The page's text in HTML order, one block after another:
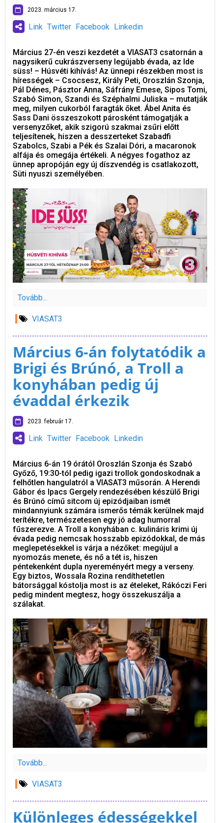
2023. március 17.
Link Twitter Facebook Linkedin
Március 27-én veszi kezdetét a VIASAT3 csatornán a
nagysikerű cukrászverseny legújabb évada, az Ide
süss! – Húsvéti kihívás! Az ünnepi részekben most is
hírességek – Csocsesz, Király Peti, Oroszlán Szonja,
Pál Dénes, Pásztor Anna, Sáfrány Emese, Sipos Tomi,
Szabó Simon, Szandi és Széphalmi Juliska – mutatják
meg, milyen cukorból faragták őket. Ábel Anita és
Sass Dani összeszokott párosként támogatják a
versenyzőket, akik szigorú szakmai zsűri előtt
teljesítenek, hiszen a desszerteket Szabadfi
Szabolcs, Szabi a Pék és Szalai Dóri, a macaronok
alfája és omegája értékeli. A négyes fogathoz az
ünnep apropóján egy új díszvendég is csatlakozott,
Süti nyuszi személyében.
Tovább...
VIASAT3
Március 6-án folytatódik a
Brigi és Brúnó, a Troll a
konyhában pedig új
évaddal érkezik
2023. február 17.
Link Twitter Facebook Linkedin
Március 6-án 19 órától Oroszlán Szonja és Szabó
Győző, 19:30-tól pedig igazi trollok gondoskodnak a
felhőtlen hangulatról a VIASAT3 műsorán. A Herendi
Gábor és Ipacs Gergely rendezésében készülő Brigi
és Brúnó című sitcom új epizódjaiban ismét
mindannyiunk számára ismerős témák kerülnek majd
terítékre, természetesen egy jó adag humorral
fűszerezve. A Troll a konyhában c. kulináris krimi új
évada pedig nemcsak hosszabb epizódokkal, de más
meglepetésekkel is várja a nézőket: megújul a
nyomozás menete, és nő a tét is, hiszen
péntekenként dupla nyereményért megy a verseny.
Egy biztos, Wossala Rozina rendíthetetlen
bátorsággal kóstolja most is az ételeket, Rákóczi Feri
pedig mindent megtesz, hogy összekuszálja a
szálakat.
Tovább...
VIASAT3
Különleges édességekkel